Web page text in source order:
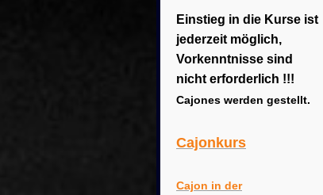
Einstieg in die Kurse ist
jederzeit möglich,
Vorkenntnisse sind
nicht erforderlich !!!
Cajones werden gestellt.
Cajonkurs
Cajon in der